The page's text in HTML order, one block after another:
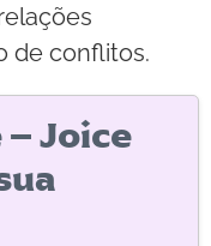
de conflitos.
Joice